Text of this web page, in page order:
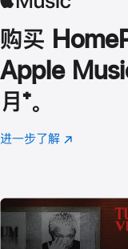
购买
Apple
月 脚
注
⁺。
进一步了解 Apple
(在
口
中
打